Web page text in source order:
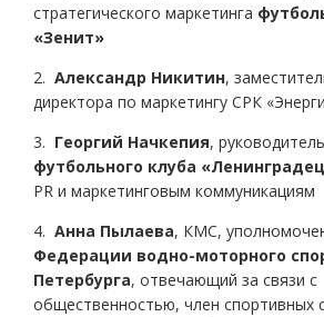
стратегического маркетинга
«Зенит»
2. Александр Никитин,
директора по маркетингу СРК
3. Георгий Начкепия,
футбольного клуба
PR и маркетинговым коммуникациям
4. Анна Пылаева, КМС,
Федерации водно-моторного
Петербурга, отвечающий за связи с
общественностью, член спортивных